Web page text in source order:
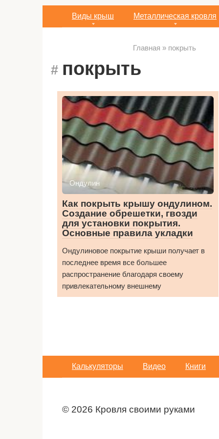
Виды крыш Металлическая кровля
Главная » покрыть
покрыть
Ондулин
Как покрыть крышу ондулином.
Создание обрешетки, гвозди
для установки покрытия.
Основные правила укладки
Ондулиновое покрытие крыши получает в
последнее время все большее
распространение благодаря своему
привлекательному внешнему
Калькуляторы Видео Книги
© 2026 Кровля своими руками